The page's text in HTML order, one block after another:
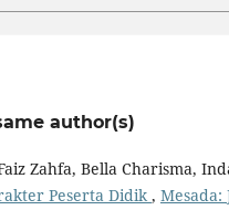
author(s)
Zahfa, Bella Charisma,
Peserta Didik , Mesada: